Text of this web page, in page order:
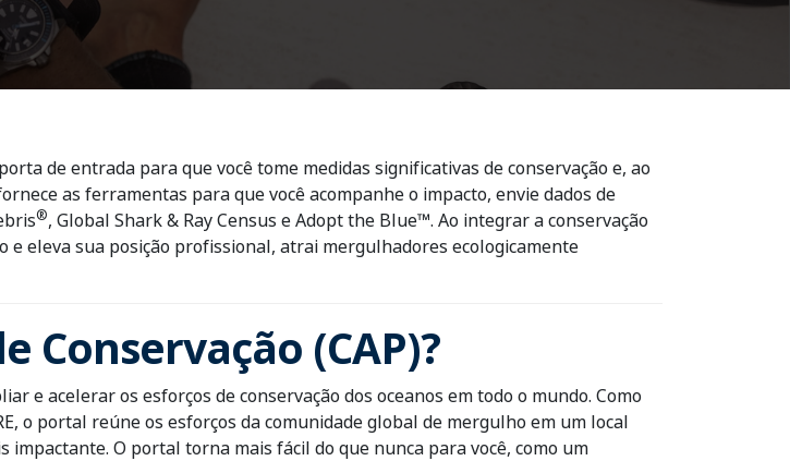
de entrada para que você tome medidas significativas de conservação e, ao
as ferramentas para que você acompanhe o impacto, envie dados de
®, Global Shark & Ray Census e Adopt the Blue™. Ao integrar a conservação
e eleva sua posição profissional, atrai mergulhadores ecologicamente
Conservação (CAP)?
e acelerar os esforços de conservação dos oceanos em todo o mundo. Como
o portal reúne os esforços da comunidade global de mergulho em um local
O portal torna mais fácil do que nunca para você, como um